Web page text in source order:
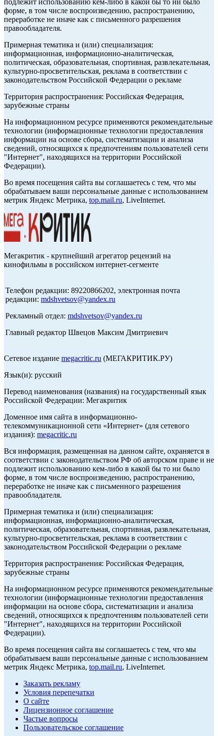
подлежит использованию кем-либо в какой бы то ни было
форме, в том числе воспроизведению, распространению,
переработке не иначе как с письменного разрешения
правообладателя.
Примерная тематика и (или) специализация:
информационная, информационно-аналитическая,
политическая, образовательная, спортивная, развлекательная,
культурно-просветительская, реклама в соответствии с
законодательством Российской Федерации о рекламе
Территория распространения: Российская Федерация,
зарубежные страны
На информационном ресурсе применяются рекомендательные
технологии (информационные технологии предоставления
информации на основе сбора, систематизации и анализа
сведений, относящихся к предпочтениям пользователей сети
"Интернет", находящихся на территории Российской
Федерации).
Во время посещения сайта вы соглашаетесь с тем, что мы
обрабатываем ваши персональные данные с использованием
метрик Яндекс Метрика, top.mail.ru, LiveInternet.
Мегакритик - крупнейший агрегатор рецензий на
кинофильмы в российском интернет-сегменте
Телефон редакции: 89220866202, электронная почта
редакции: mdshvetsov@yandex.ru
Рекламный отдел: mdshvetsov@yandex.ru
Главный редактор Швецов Максим Дмитриевич
Сетевое издание megacritic.ru (МЕГАКРИТИК.РУ)
Язык(и): русский
Перевод наименования (названия) на государственный язык
Российской Федерации: Мегакритик
Доменное имя сайта в информационно-
телекоммуникационной сети «Интернет» (для сетевого
издания): megacritic.ru
Вся информация, размещенная на данном сайте, охраняется в
соответствии с законодательством РФ об авторском праве и не
подлежит использованию кем-либо в какой бы то ни было
форме, в том числе воспроизведению, распространению,
переработке не иначе как с письменного разрешения
правообладателя.
Примерная тематика и (или) специализация:
информационная, информационно-аналитическая,
политическая, образовательная, спортивная, развлекательная,
культурно-просветительская, реклама в соответствии с
законодательством Российской Федерации о рекламе
Территория распространения: Российская Федерация,
зарубежные страны
На информационном ресурсе применяются рекомендательные
технологии (информационные технологии предоставления
информации на основе сбора, систематизации и анализа
сведений, относящихся к предпочтениям пользователей сети
"Интернет", находящихся на территории Российской
Федерации).
Во время посещения сайта вы соглашаетесь с тем, что мы
обрабатываем ваши персональные данные с использованием
метрик Яндекс Метрика, top.mail.ru, LiveInternet.
Заказать рекламу
Условия перепечатки
О сайте
Лицензионное соглашение
Частые вопросы
Пользовательское соглашение